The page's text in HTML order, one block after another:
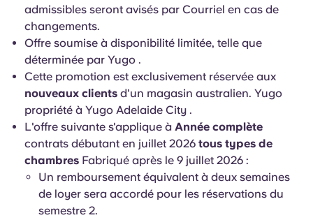
admissibles seront avisés par Courriel en cas de
changements.
Offre soumise à disponibilité limitée, telle que
déterminée par Yugo .
Cette promotion est exclusivement réservée aux
nouveaux clients d'un magasin australien. Yugo
propriété à Yugo Adelaide City .
L'offre suivante s'applique à Année complète
contrats débutant en juillet 2026 tous types de
chambres Fabriqué après le 9 juillet 2026 :
Un remboursement équivalent à deux semaines
de loyer sera accordé pour les réservations du
semestre 2.